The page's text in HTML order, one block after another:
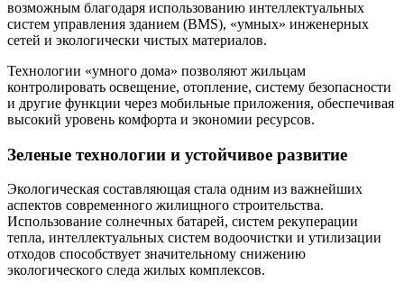
возможным благодаря использованию интеллектуальных
систем управления зданием (BMS), «умных» инженерных
сетей и экологически чистых материалов.
Технологии «умного дома» позволяют жильцам
контролировать освещение, отопление, систему безопасности
и другие функции через мобильные приложения, обеспечивая
высокий уровень комфорта и экономии ресурсов.
Зеленые технологии и устойчивое развитие
Экологическая составляющая стала одним из важнейших
аспектов современного жилищного строительства.
Использование солнечных батарей, систем рекуперации
тепла, интеллектуальных систем водоочистки и утилизации
отходов способствует значительному снижению
экологического следа жилых комплексов.